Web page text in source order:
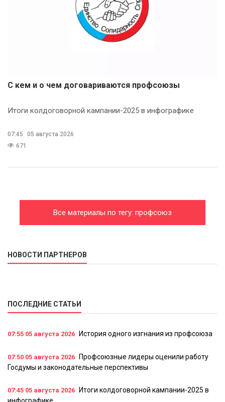
С кем и о чем договариваются профсоюзы
Итоги колдоговорной кампании-2025 в инфографике
07:45
05 августа 2026
671
Все материалы по тегу: профсоюз
НОВОСТИ ПАРТНЕРОВ
ПОСЛЕДНИЕ СТАТЬИ
07:55 05 августа 2026 История одного изгнания из профсоюза
07:50 05 августа 2026
Профсоюзные лидеры оценили работу
Госдумы и законодательные перспективы
07:45 05 августа 2026
Итоги колдоговорной кампании-2025 в